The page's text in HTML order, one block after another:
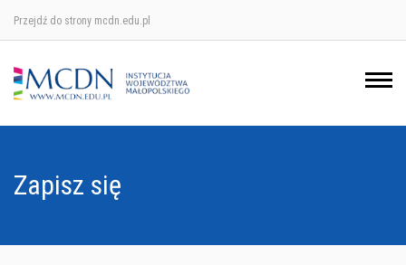
Przejdź do strony mcdn.edu.pl
Zapisz się
Ośrodek w Krakowie
Ośrodek w Nowym Sączu
Ośrodek w Tarnowie